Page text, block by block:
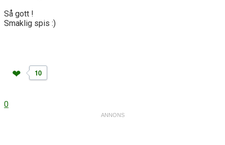
Så gott !
Smaklig spis :)
10
0